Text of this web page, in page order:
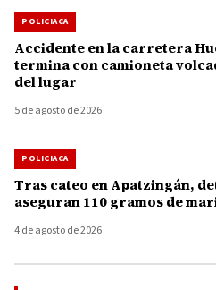
POLICIACA
Accidente en la carretera
termina con camioneta
del lugar
5 de agosto de 2026
POLICIACA
Tras cateo en Apatzingán,
aseguran 110 gramos de
4 de agosto de 2026